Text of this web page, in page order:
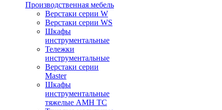
Производственная мебель
Верстаки серии W
Верстаки серии WS
Шкафы
инструментальные
Тележки
инструментальные
Верстаки серии
Master
Шкафы
инструментальные
тяжелые AMH TC